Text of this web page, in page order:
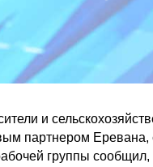
и
партнером
группы